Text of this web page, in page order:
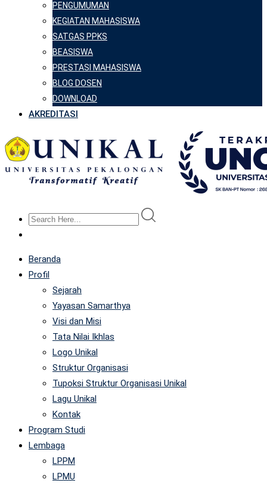
PENGUMUMAN
KEGIATAN MAHASISWA
SATGAS PPKS
BEASISWA
PRESTASI MAHASISWA
BLOG DOSEN
DOWNLOAD
AKREDITASI
Beranda
Profil
Sejarah
Yayasan Samarthya
Visi dan Misi
Tata Nilai Ikhlas
Logo Unikal
Struktur Organisasi
Tupoksi Struktur Organisasi Unikal
Lagu Unikal
Kontak
Program Studi
Lembaga
LPPM
LPMU